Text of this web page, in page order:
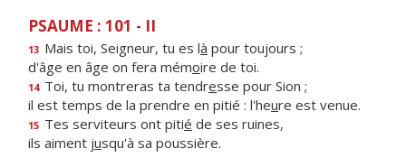
PSAUME : 101 - II
13 Mais toi, Seigneur, tu es là pour toujours ;
d'âge en âge on fera mémoire de toi.
14 Toi, tu montreras ta tendresse pour Sion ;
il est temps de la prendre en pitié : l'heure est venue.
15 Tes serviteurs ont pitié de ses ruines,
ils aiment jusqu'à sa poussière.